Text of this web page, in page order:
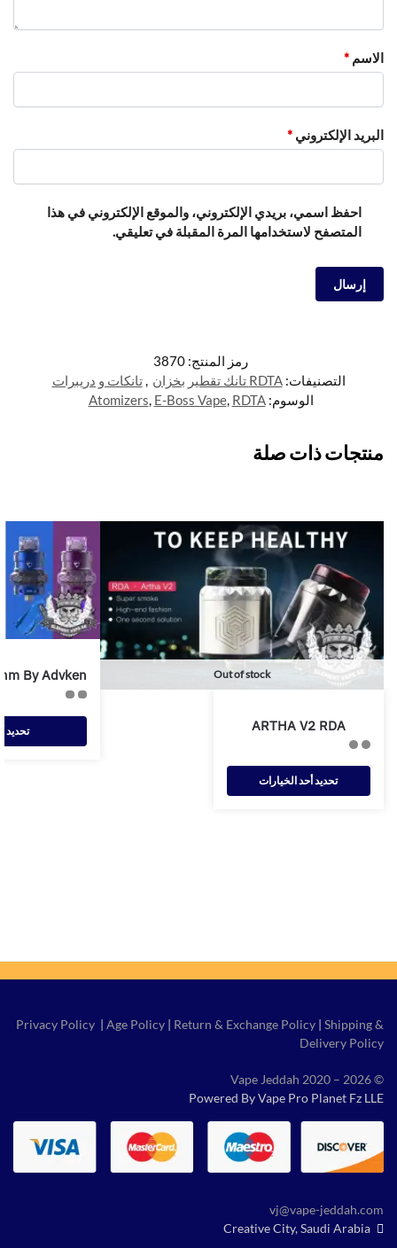
الاسم *
البريد الإلكتروني *
احفظ اسمي، بريدي الإلكتروني، والموقع الإلكتروني في هذا
المتصفح لاستخدامها المرة المقبلة في تعليقي.
رمز المنتج: 3870
التصنيفات:RDTA تانك تقطير بخزان ,تانكات و دريبرات
الوسوم:
Atomizers, E-Boss Vape, RDTA
منتجات ذات صلة
Out of stock
ARTHA V2 RDA
تحديد أحد الخيارات
By Advken
تحديد
Privacy Policy | Age Policy | Return & Exchange Policy | Shipping &
Delivery Policy
© Vape Jeddah 2020 – 2026
Powered By Vape Pro Planet Fz LLE
vj@vape-jeddah.com